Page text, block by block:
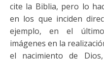
cite la Biblia, pero lo
en los que inciden
ejemplo, en el
imágenes en la
el nacimiento de